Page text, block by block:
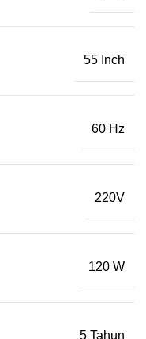
55 Inch
60 Hz
220V
120 W
5 Tahun